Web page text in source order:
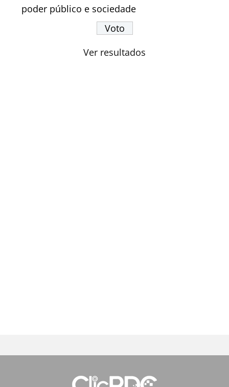
poder público e sociedade
Ver resultados